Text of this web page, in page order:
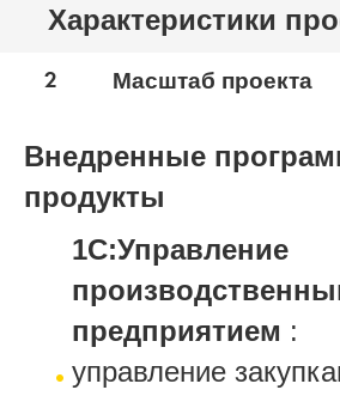
Характеристики
2 Масштаб проекта
Внедренные
продукты
1С:Управление
предприятием :
управление